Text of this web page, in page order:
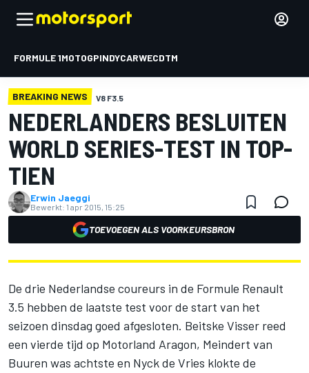
FORMULE 1MOTOGPINDYCARWECDTM
BREAKING NEWS V8 F3.5
NEDERLANDERS BESLUITEN
WORLD SERIES-TEST IN TOP-
TIEN
Erwin Jaeggi
Bewerkt: 1 apr 2015, 15:25
TOEVOEGEN ALS VOORKEURSBRON
De drie Nederlandse coureurs in de Formule Renault
3.5 hebben de laatste test voor de start van het
seizoen dinsdag goed afgesloten. Beitske Visser reed
een vierde tijd op Motorland Aragon, Meindert van
Buuren was achtste en Nyck de Vries klokte de